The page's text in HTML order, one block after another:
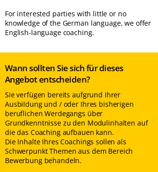
For interested parties with little or no
knowledge of the German language, we offer
English-language coaching.
Wann sollten Sie sich für dieses
Angebot entscheiden?
Sie verfügen bereits aufgrund Ihrer
Ausbildung und / oder Ihres bisherigen
beruflichen Werdegangs über
Grundkenntnisse zu den Modulinhalten auf
die das Coaching aufbauen kann.
Die Inhalte Ihres Coachings sollen als
Schwerpunkt Themen aus dem Bereich
Bewerbung behandeln.